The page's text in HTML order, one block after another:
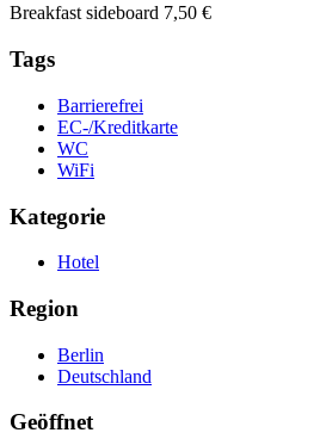
Breakfast sideboard 7,50 €
Tags
Barrierefrei
EC-/Kreditkarte
WC
WiFi
Kategorie
Hotel
Region
Berlin
Deutschland
Geöffnet